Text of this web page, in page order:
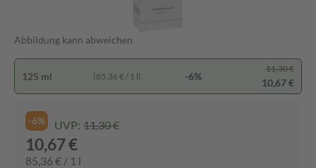
Abbildung kann abweichen
125 ml (85,36 € / 1 l) -6%
11,30 €
10,67 €
-6% UVP: 11,30 €
10,67 €
85,36 € / 1 l